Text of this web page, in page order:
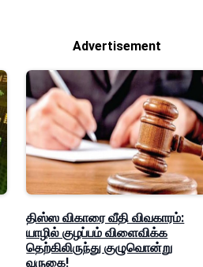
Advertisement
திஸ்ஸ விகாரை வீதி விவகாரம்:
யாழில் குழப்பம் விளைவிக்க
தெற்கிலிருந்து குழுவொன்று
வருகை!